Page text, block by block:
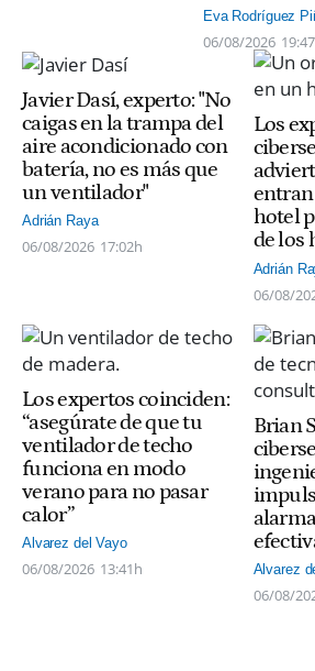
Eva Rodríguez
06/08/2026
Javier Dasí, experto: "No
caigas en la trampa del
aire acondicionado con
batería, no es más que
un ventilador"
Adrián Raya
06/08/2026 17:02h
Los
hotel
de los
Adrián
06/08/
Los expertos coinciden:
“asegúrate de que tu
ventilador de techo
funciona en modo
verano para no pasar
calor”
Alvarez del Vayo
06/08/2026 13:41h
Brian
Alvarez
06/08/